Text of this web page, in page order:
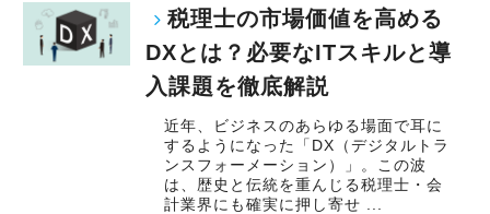
税理士の市場価値を高める
DXとは？必要なITスキルと導
入課題を徹底解説
近年、ビジネスのあらゆる場面で耳に
するようになった「DX（デジタルトラ
ンスフォーメーション）」。この波
は、歴史と伝統を重んじる税理士・会
計業界にも確実に押し寄せ ...